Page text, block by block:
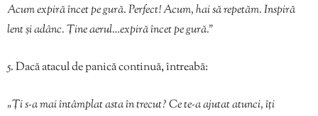
Acum expiră încet pe gură. Perfect! Acum, hai să repetăm. Inspiră
lent și adânc. Ține aerul…expiră încet pe gură.”
5. Dacă atacul de panică continuă, întreabă:
„Ți s-a mai întâmplat asta în trecut? Ce te-a ajutat atunci, îți